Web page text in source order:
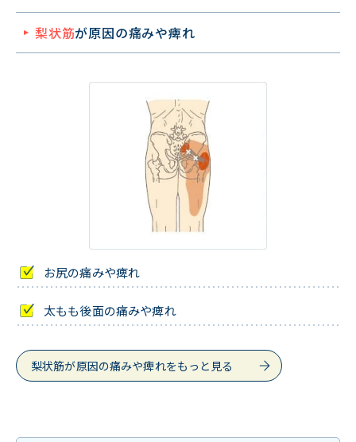
梨状筋が原因の痛みや痺れ
お尻の痛みや痺れ
太もも後面の痛みや痺れ
梨状筋が原因の痛みや痺れをもっと見る